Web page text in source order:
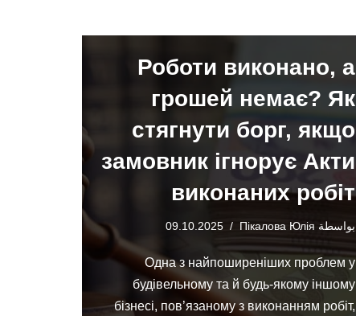
Роботи виконано, а
грошей немає? Як
стягнути борг, якщо
замовник ігнорує Акти
виконаних робіт
بواسطة Пікалова Юлія
09.10.2025
Одна з найпоширеніших проблем у
будівельному та й будь-якому іншому
бізнесі, пов’язаному з виконанням робіт,